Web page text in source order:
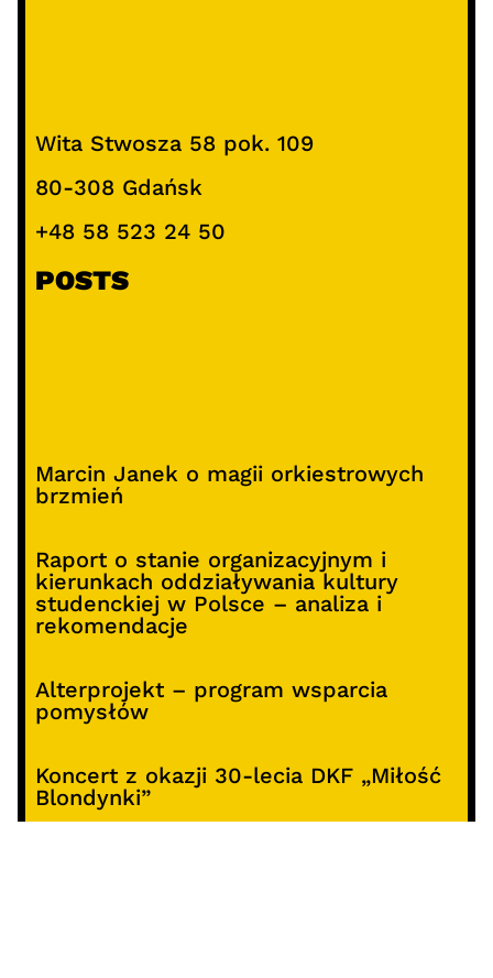
Wita Stwosza 58 pok. 109
80-308 Gdańsk
+48 58 523 24 50
POSTS
Marcin Janek o magii orkiestrowych
brzmień
Raport o stanie organizacyjnym i
kierunkach oddziaływania kultury
studenckiej w Polsce – analiza i
rekomendacje
Alterprojekt – program wsparcia
pomysłów
Koncert z okazji 30-lecia DKF „Miłość
Blondynki”